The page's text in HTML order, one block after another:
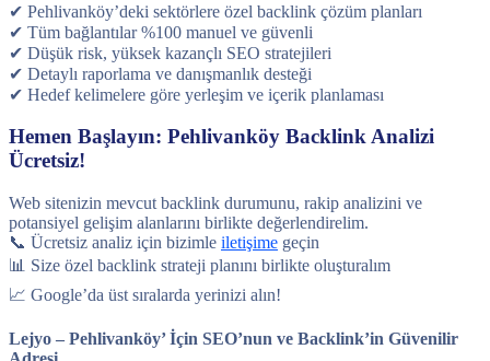
✔ Pehlivanköy’deki sektörlere özel backlink çözüm planları
✔ Tüm bağlantılar %100 manuel ve güvenli
✔ Düşük risk, yüksek kazançlı SEO stratejileri
✔ Detaylı raporlama ve danışmanlık desteği
✔ Hedef kelimelere göre yerleşim ve içerik planlaması
Hemen Başlayın: Pehlivanköy Backlink Analizi
Ücretsiz!
Web sitenizin mevcut backlink durumunu, rakip analizini ve
potansiyel gelişim alanlarını birlikte değerlendirelim.
📞 Ücretsiz analiz için bizimle iletişime geçin
📊 Size özel backlink strateji planını birlikte oluşturalım
📈 Google’da üst sıralarda yerinizi alın!
Lejyo – Pehlivanköy’ İçin SEO’nun ve Backlink’in Güvenilir